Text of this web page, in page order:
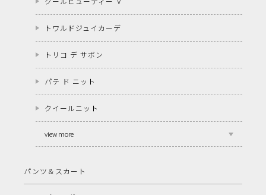
トワルドジュイカーデ
トリコ デ サボン
パテ ド ニット
クイールニット
view more
パンツ＆スカート